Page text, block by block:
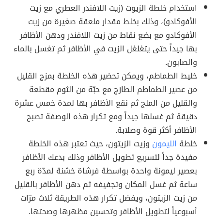
استخدام خلطة الزيوت (زيت اللافندر العطري مع زيت
الأفوكادو)، وذلك بخلط مقدار ملعقة صغيرة من زيت
الأفوكادو مع بضع نقاط من زيت اللافندر ودهن الأظافر
بها جيداً حتى يتغلغل الزيت في الأظافر ثم تغسل بالماء
والصابون.
خليط الطماطم، ويمكن تحضير هذه الخلطة بمزج القليل
من عصير الطماطم الطازج مع حبّة من الثوم مقطعة
والقليل من الملج ثم نقع الأظافر بها لمدة خمس عشرة
دقيقة ثم غسلها جيداً ومع تكرار هذه الوصفة تصبح
الأظافر أكثر قوة وصلابة.
خلطة الليمون وزيت الزيتون، حيث تعتبر هذه الخلطة
مفيدة جداً لتسريع تطويل الأظافر وذلك بدعك الأظافر
بعصير ليمونة واحدة بواسطة فرشاة خشنة لمدّة ربع
ساعة ثم غسل المكان وتجفيفه ثم دهن الأظافر بالقليل
من زيت الزيتون، ويفضل تكرار هذه الطريقة ثلاث مرّات
أسبوعياً لتطويل الأظافر وتحسين مظهرها وصحتها.